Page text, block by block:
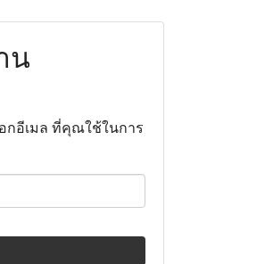
น
กอีเมล ที่คุณใช้ในการ